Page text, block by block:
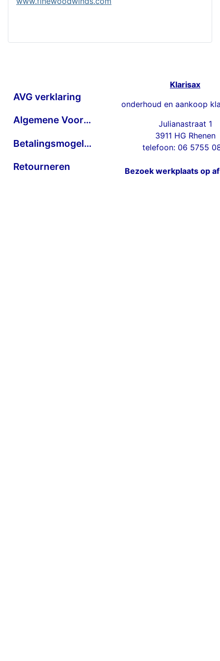
AVG verklaring
Algemene Voorwaarden
Betalingsmogelijkheden
Retourneren
Klarisax
onderhoud en aankoop
Julianastraat 1
3911 HG Rhenen
telefoon: 06 5755
Bezoek werkplaats op